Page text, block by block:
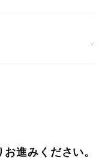
進みください。